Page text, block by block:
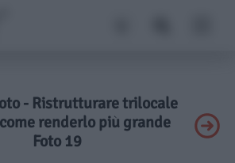
- Ristrutturare trilocale
renderlo più grande
Foto 19